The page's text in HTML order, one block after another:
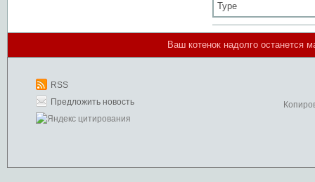
Type
Ваш котенок надолго останется
RSS
Предложить новость